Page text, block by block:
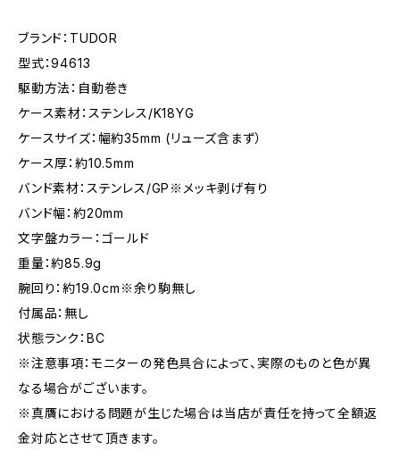
ブランド：TUDOR
型式：94613
駆動方法：自動巻き
ケース素材：ステンレス/K18YG
ケースサイズ：幅約35mm (リューズ含まず）
ケース厚：約10.5mm
バンド素材：ステンレス/GP※メッキ剥げ有り
バンド幅：約20mm
文字盤カラー：ゴールド
重量：約85.9g
腕回り：約19.0cm※余り駒無し
付属品：無し
状態ランク：BC
※注意事項：モニターの発色具合によって、実際のものと色が異
なる場合がございます。
※真贋における問題が生じた場合は当店が責任を持って全額返
金対応とさせて頂きます。